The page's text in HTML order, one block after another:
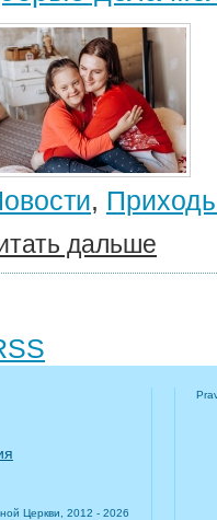
,
дальше
Церкви, 2012 - 2026